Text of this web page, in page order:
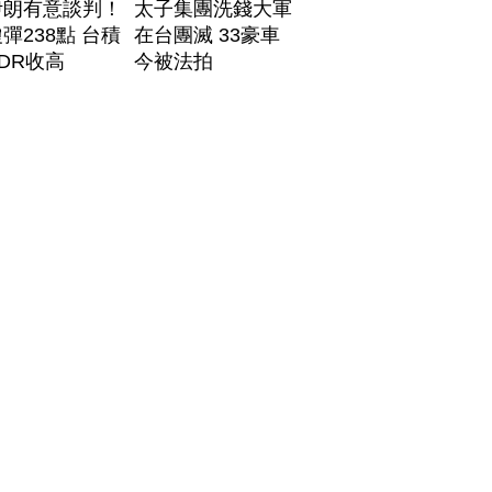
有意談判！
238點 台積
收高
太子集團洗錢大軍
在台團滅 33豪車
今被法拍